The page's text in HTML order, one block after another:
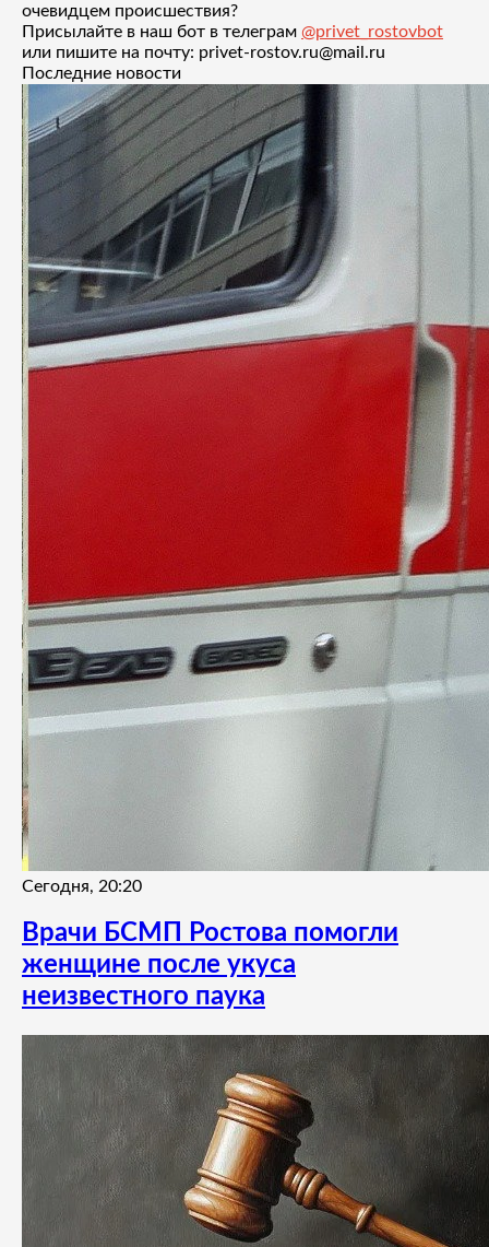
очевидцем происшествия?
Присылайте в наш бот в телеграм @privet_rostovbot
или пишите на почту: privet-rostov.ru@mail.ru
Последние новости
Сегодня, 20:20
Врачи БСМП Ростова помогли
женщине после укуса
неизвестного паука